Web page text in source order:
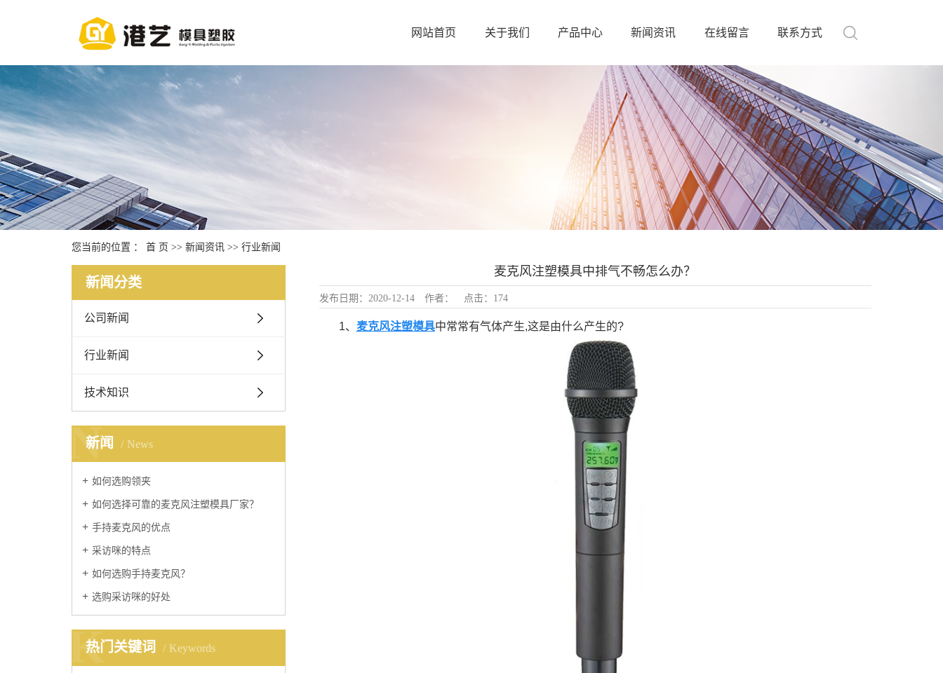
网站首页 关于我们 产品中心 新闻资讯 在线留言 联系方式
您当前的位置 ： 首 页 >> 新闻资讯 >> 行业新闻
新闻分类
公司新闻
行业新闻
技术知识
新闻 News
N
如何选购领夹
如何选择可靠的麦克风注塑模具厂家？
手持麦克风的优点
采访咪的特点
如何选购手持麦克风？
选购采访咪的好处
热门关键词 Keywords
K
麦克风注塑模具中排气不畅怎么办？
发布日期： 2020-12-14 作者： 点击： 174
1、 麦克风注塑模具中常常有气体产生,这是由什么产生的?